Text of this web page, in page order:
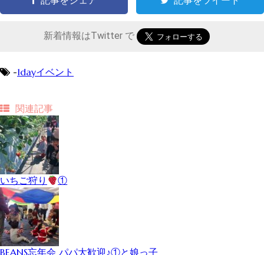
新着情報はTwitter で
-1dayイベント
関連記事
いちご狩り ①
BEANS忘年会 パパ大歓迎♪①と娘っ子